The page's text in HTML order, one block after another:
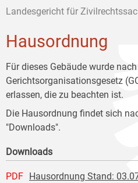
Landesgericht für
Hausordnung
Für dieses Gebäude wurde
Gerichtsorganisationsgesetz
erlassen, die zu beachten ist.
Die Hausordnung findet sich
"Downloads".
Downloads
PDF
Hausordnung Stand: